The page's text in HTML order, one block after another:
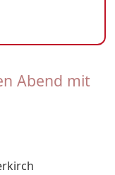
Abend mit